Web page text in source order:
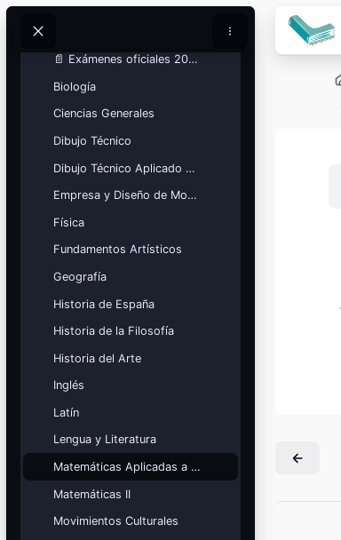
Buscar
Calendario
académico
Festivos, vacaciones y fechas
Ver calendario
Mis cursos
¡Nos GUSTA lo que hacemos y se
NOTA!
Bloques
Química
📄 Exámenes oficiales 2026
Biología
Ciencias Generales
Dibujo Técnico
Dibujo Técnico Aplicado a las Artes
Empresa y Diseño de Modelos de Negocio
Física
Fundamentos Artísticos
Geografía
Historia de España
Historia de la Filosofía
Historia del Arte
Inglés
Latín
Lengua y Literatura
Matemáticas Aplicadas a las Ciencias Sociales
Matemáticas II
Movimientos Culturales